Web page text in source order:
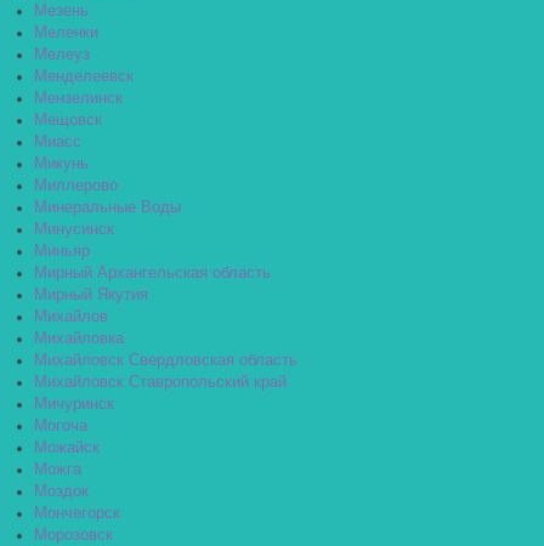
Мезень
Меленки
Мелеуз
Менделеевск
Мензелинск
Мещовск
Миасс
Микунь
Миллерово
Минеральные Воды
Минусинск
Миньяр
Мирный Архангельская область
Мирный Якутия
Михайлов
Михайловка
Михайловск Свердловская область
Михайловск Ставропольский край
Мичуринск
Могоча
Можайск
Можга
Моздок
Мончегорск
Морозовск